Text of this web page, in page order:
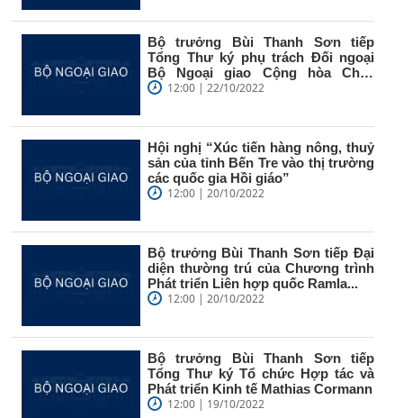
Bộ trưởng Bùi Thanh Sơn tiếp
Tổng Thư ký phụ trách Đối ngoại
Bộ Ngoại giao Cộng hòa Chile
Alex...12:00 | 22/10/2022
Hội nghị “Xúc tiến hàng nông, thuỷ
sản của tỉnh Bến Tre vào thị trường
các quốc gia Hồi giáo”
12:00 | 20/10/2022
Bộ trưởng Bùi Thanh Sơn tiếp Đại
diện thường trú của Chương trình
Phát triển Liên hợp quốc Ramla...
12:00 | 20/10/2022
Bộ trưởng Bùi Thanh Sơn tiếp
Tổng Thư ký Tổ chức Hợp tác và
Phát triển Kinh tế Mathias Cormann
12:00 | 19/10/2022